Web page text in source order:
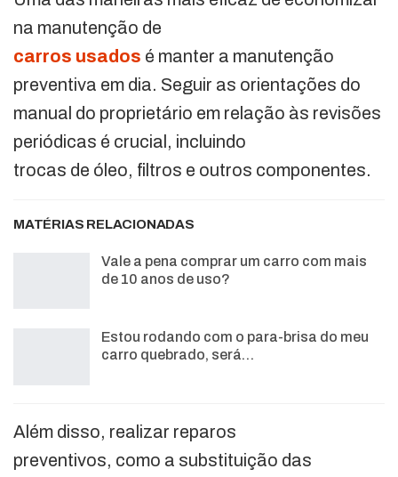
na manutenção de
carros usados é manter a manutenção
preventiva em dia. Seguir as orientações do
manual do proprietário em relação às revisões
periódicas é crucial, incluindo
trocas de óleo, filtros e outros componentes.
MATÉRIAS RELACIONADAS
Vale a pena comprar um carro com mais
de 10 anos de uso?
Estou rodando com o para-brisa do meu
carro quebrado, será…
Além disso, realizar reparos
preventivos, como a substituição das